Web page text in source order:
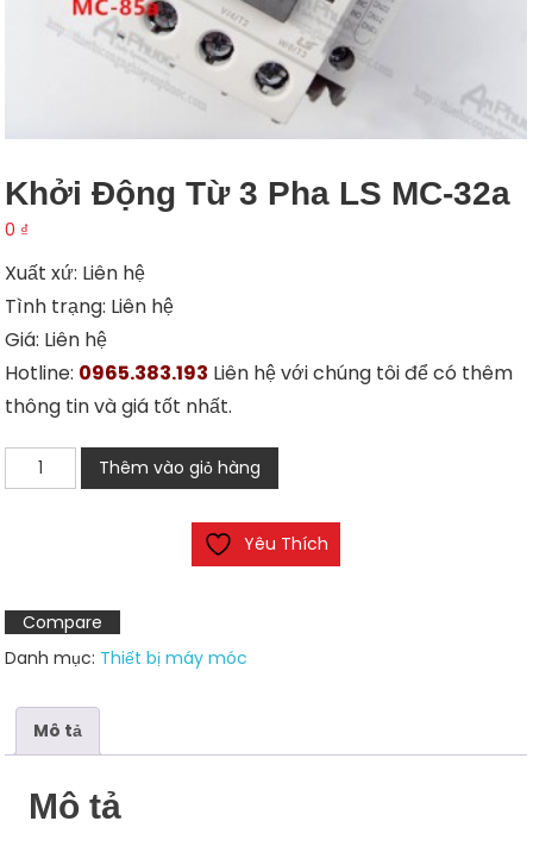
Khởi Động Từ 3 Pha LS MC-32a
0 ₫
Xuất xứ: Liên hệ
Tình trạng: Liên hệ
Giá: Liên hệ
Hotline: 0965.383.193 Liên hệ với chúng tôi để có thêm
thông tin và giá tốt nhất.
Khởi
động
LS
MC-
32a
lượng
Thêm vào giỏ hàng
Yêu Thích
Compare
Danh mục: Thiết bị máy móc
Mô tả
Mô tả